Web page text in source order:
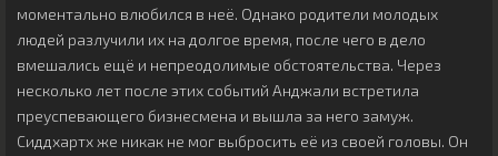
моментально влюбился в неё. Однако родители молодых
людей разлучили их на долгое время, после чего в дело
вмешались ещё и непреодолимые обстоятельства. Через
несколько лет после этих событий Анджали встретила
преуспевающего бизнесмена и вышла за него замуж.
Сиддхартх же никак не мог выбросить её из своей головы. Он